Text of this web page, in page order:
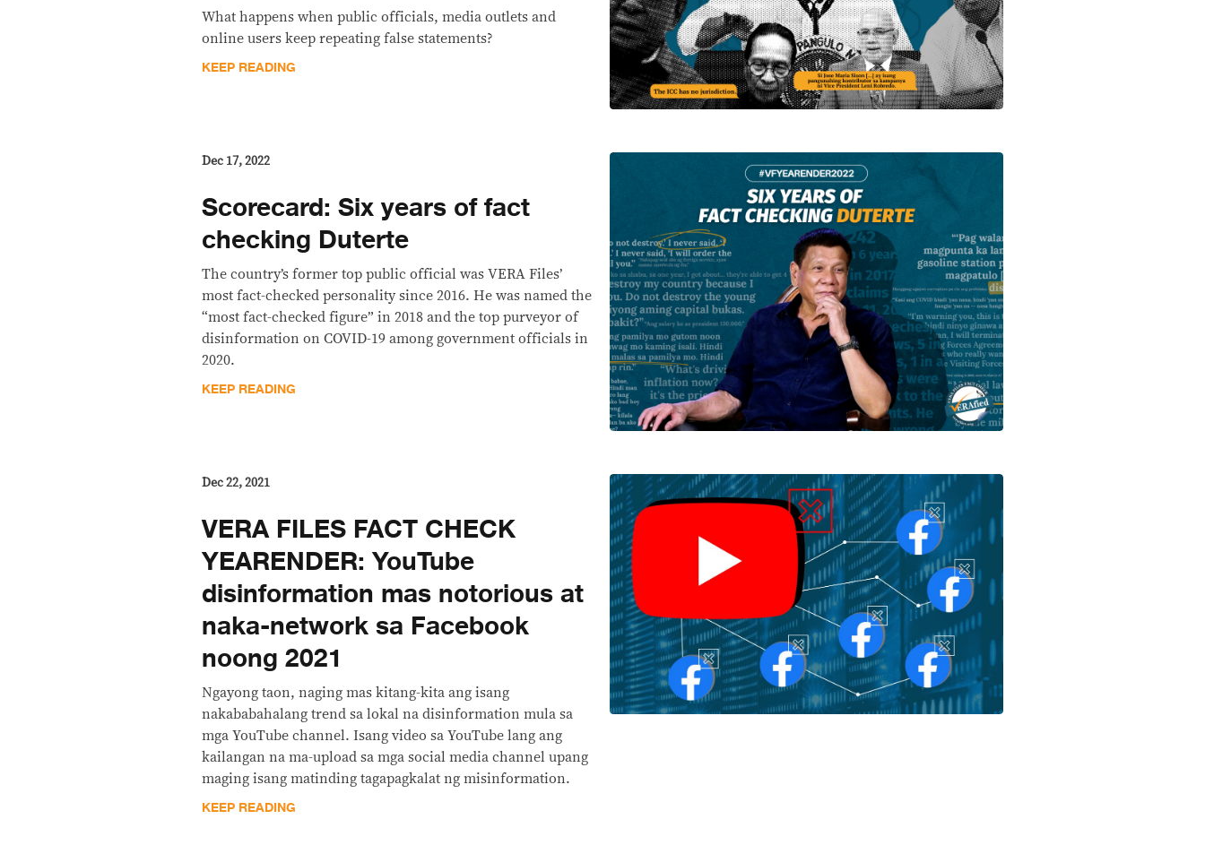
What happens when public officials, media outlets and
online users keep repeating false statements?
KEEP READING
Dec 17, 2022
Scorecard: Six years of fact
checking Duterte
The country’s former top public official was VERA Files’
most fact-checked personality since 2016. He was named the
“most fact-checked figure” in 2018 and the top purveyor of
disinformation on COVID-19 among government officials in
2020.
KEEP READING
Dec 22, 2021
VERA FILES FACT CHECK
YEARENDER: YouTube
disinformation mas notorious at
naka-network sa Facebook
noong 2021
Ngayong taon, naging mas kitang-kita ang isang
nakababahalang trend sa lokal na disinformation mula sa
mga YouTube channel. Isang video sa YouTube lang ang
kailangan na ma-upload sa mga social media channel upang
maging isang matinding tagapagkalat ng misinformation.
KEEP READING